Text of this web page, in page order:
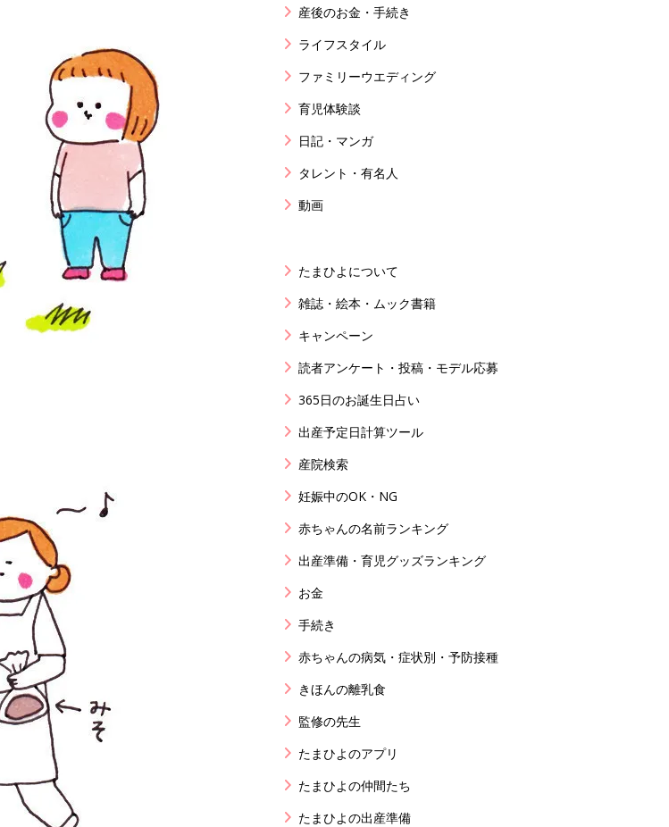
産後のお金・手続き
ライフスタイル
ファミリーウエディング
育児体験談
日記・マンガ
タレント・有名人
動画
たまひよについて
雑誌・絵本・ムック書籍
キャンペーン
読者アンケート・投稿・モデル応募
365日のお誕生日占い
出産予定日計算ツール
産院検索
妊娠中のOK・NG
赤ちゃんの名前ランキング
出産準備・育児グッズランキング
お金
手続き
赤ちゃんの病気・症状別・予防接種
きほんの離乳食
監修の先生
たまひよのアプリ
たまひよの仲間たち
たまひよの出産準備